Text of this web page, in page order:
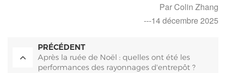
Par Colin Zhang
---14 décembre 2025
PRÉCÉDENT
Après la ruée de Noël : quelles ont été les
performances des rayonnages d'entrepôt ?